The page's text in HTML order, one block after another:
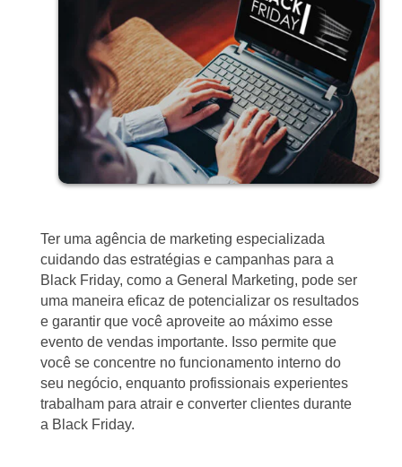
Ter uma agência de marketing especializada
cuidando das estratégias e campanhas para a
Black Friday, como a General Marketing, pode ser
uma maneira eficaz de potencializar os resultados
e garantir que você aproveite ao máximo esse
evento de vendas importante. Isso permite que
você se concentre no funcionamento interno do
seu negócio, enquanto profissionais experientes
trabalham para atrair e converter clientes durante
a Black Friday.